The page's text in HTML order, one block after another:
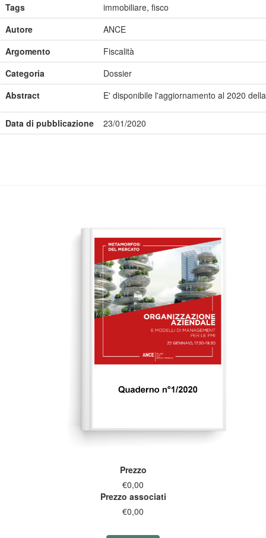
Tags
immobiliare, fisco
Autore
ANCE
Argomento
Fiscalità
Categoria
Dossier
Abstract
E' disponibile l'aggiornamento al 2020
Data di pubblicazione 23/01/2020
Prezzo
€0,00
Prezzo associati
€0,00